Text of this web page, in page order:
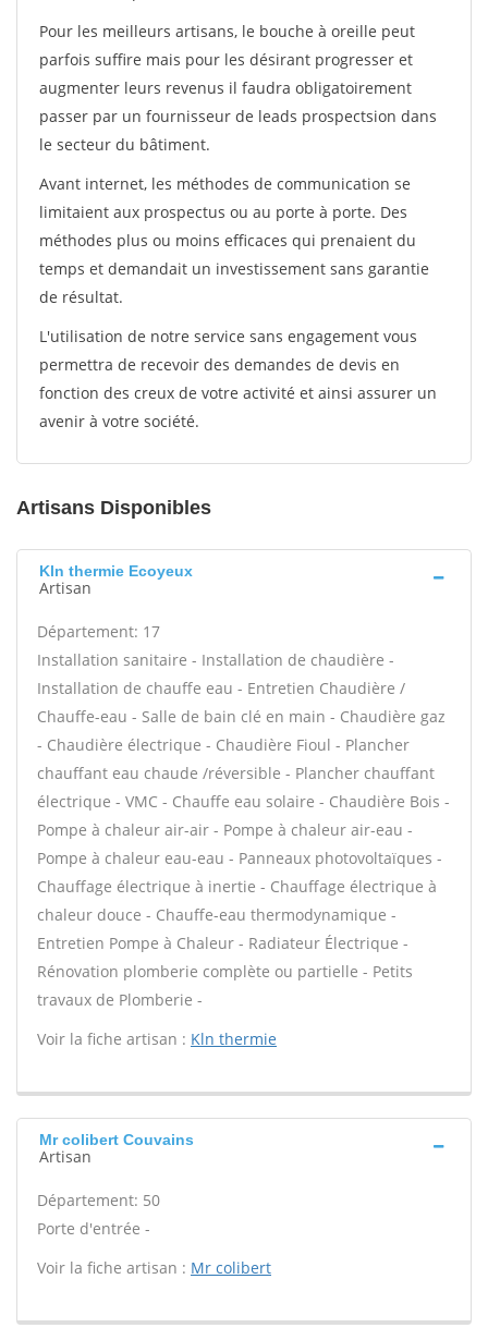
Pour les meilleurs artisans, le bouche à oreille peut
parfois suffire mais pour les désirant progresser et
augmenter leurs revenus il faudra obligatoirement
passer par un fournisseur de leads prospectsion dans
le secteur du bâtiment.
Avant internet, les méthodes de communication se
limitaient aux prospectus ou au porte à porte. Des
méthodes plus ou moins efficaces qui prenaient du
temps et demandait un investissement sans garantie
de résultat.
L'utilisation de notre service sans engagement vous
permettra de recevoir des demandes de devis en
fonction des creux de votre activité et ainsi assurer un
avenir à votre société.
Artisans Disponibles
Kln thermie Ecoyeux
Artisan
Département: 17
Installation sanitaire - Installation de chaudière -
Installation de chauffe eau - Entretien Chaudière /
Chauffe-eau - Salle de bain clé en main - Chaudière gaz
- Chaudière électrique - Chaudière Fioul - Plancher
chauffant eau chaude /réversible - Plancher chauffant
électrique - VMC - Chauffe eau solaire - Chaudière Bois -
Pompe à chaleur air-air - Pompe à chaleur air-eau -
Pompe à chaleur eau-eau - Panneaux photovoltaïques -
Chauffage électrique à inertie - Chauffage électrique à
chaleur douce - Chauffe-eau thermodynamique -
Entretien Pompe à Chaleur - Radiateur Électrique -
Rénovation plomberie complète ou partielle - Petits
travaux de Plomberie -
Voir la fiche artisan : Kln thermie
Mr colibert Couvains
Artisan
Département: 50
Porte d'entrée -
Voir la fiche artisan : Mr colibert